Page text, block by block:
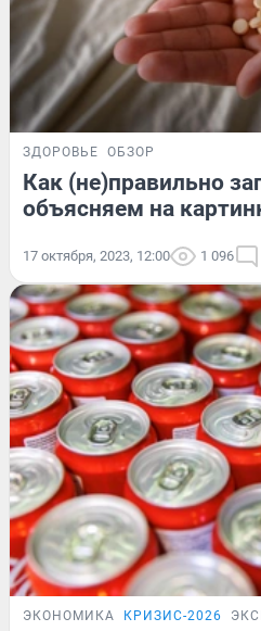
ЗДОРОВЬЕ ОБЗОР
Как (не)правильно
объясняем на
17 октября, 2023, 12:00 1 096
ЭКОНОМИКА КРИЗИС-2026